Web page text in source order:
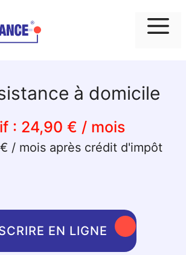
à domicile
: 24,90 € / mois
/ mois après crédit d'impôt
EN LIGNE